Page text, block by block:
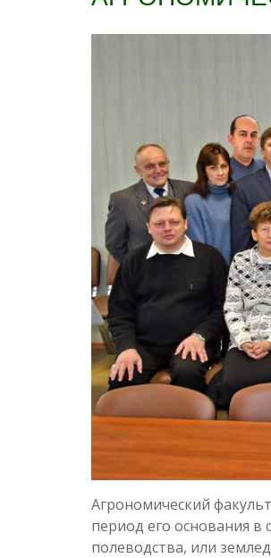
Агрономический
период его основания в
полеводства, или